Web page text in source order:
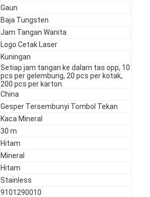
Gaun
Baja Tungsten
Jam Tangan Wanita
Logo Cetak Laser
Kuningan
Setiap jam tangan ke dalam tas opp, 10
pcs per gelembung, 20 pcs per kotak,
200 pcs per karton.
China
Gesper Tersembunyi Tombol Tekan
Kaca Mineral
30 m
Hitam
Mineral
Hitam
Stainless
9101290010